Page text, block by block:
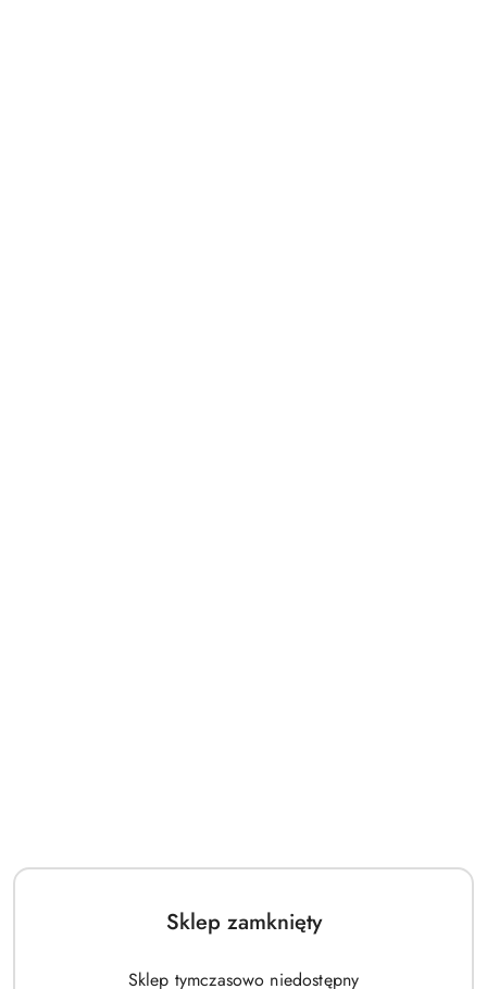
Sklep zamknięty
Sklep tymczasowo niedostępny